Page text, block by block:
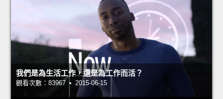
我們是為生活工作，還是為工作而活？
觀看次數：83967 • 2015-06-15